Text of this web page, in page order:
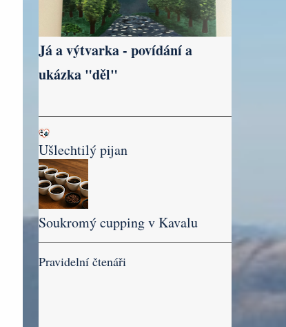
Já a výtvarka - povídání a
ukázka "děl"
Ušlechtilý pijan
Soukromý cupping v Kavalu
Pravidelní čtenáři